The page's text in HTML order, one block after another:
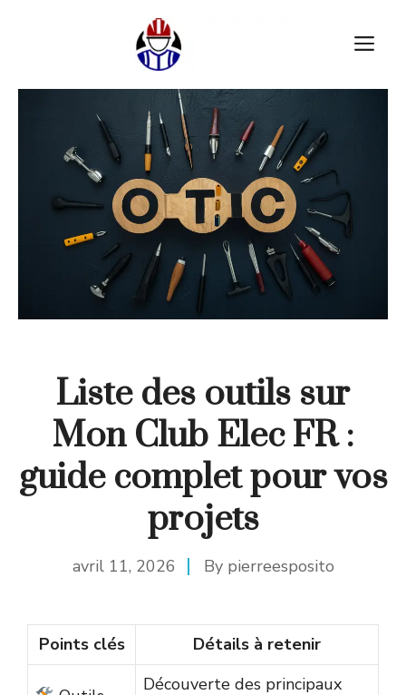
Liste des outils sur
Mon Club Elec FR :
guide complet pour vos
projets
avril 11, 2026 By pierreesposito
Points clés Détails à retenir
Découverte des principaux